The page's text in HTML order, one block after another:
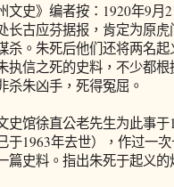
史》编者按：1920年9月
长古应芬据报，肯定为原
杀。朱死后他们还将两名
执信之死的史料，不少都
杀朱凶手，死得冤屈。
馆徐直公老先生为此事于
于1963年去世），作过一
篇史料。指出朱死于起义